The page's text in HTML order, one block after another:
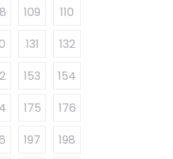
109
110
131
132
153
154
175
176
197
198